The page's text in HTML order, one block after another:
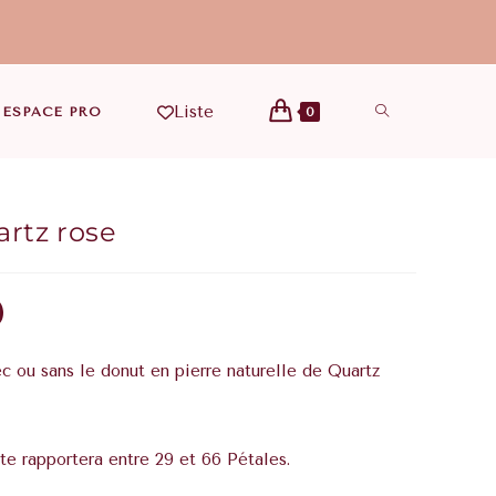
ESPACE PRO Liste 0
rose
ou sans le donut en pierre naturelle de Quartz
rapportera entre 29 et 66 Pétales.